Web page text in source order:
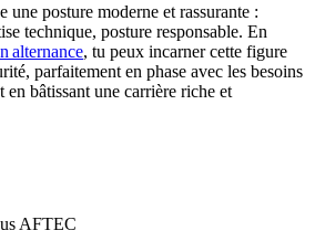
une posture moderne et rassurante :
technique, posture responsable. En
alternance, tu peux incarner cette figure
parfaitement en phase avec les besoins
en bâtissant une carrière riche et
AFTEC